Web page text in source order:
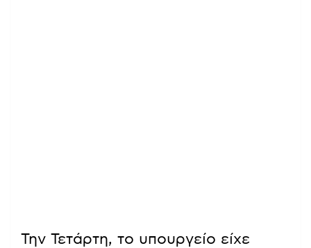
Την Τετάρτη, το υπουργείο είχε